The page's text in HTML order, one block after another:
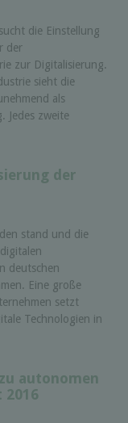
die Einstellung
der
zur Digitalisierung.
sieht die
als
Jedes zweite
der
stand und die
deutschen
Eine große
setzt
Technologien in
autonomen